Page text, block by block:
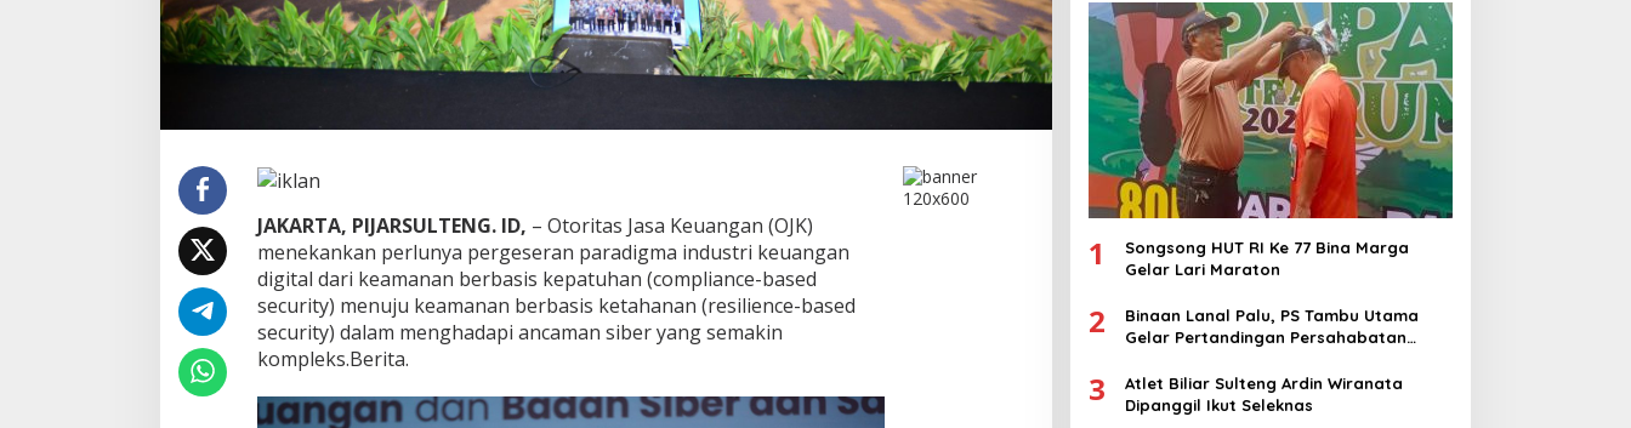
n
a
k
K
a
n
a
n
S
i
b
e
d
JAKARTA, PIJARSULTENG. ID, – Otoritas Jasa Keuangan (OJK)
menekankan perlunya pergeseran paradigma industri keuangan
digital dari keamanan berbasis kepatuhan (compliance-based
security) menuju keamanan berbasis ketahanan (resilience-based
security) dalam menghadapi ancaman siber yang semakin
kompleks.Berita.
1
Songsong HUT RI Ke 77 Bina Marga
Gelar Lari Maraton
2
Binaan Lanal Palu, PS Tambu Utama
Gelar Pertandingan Persahabatan
3
Atlet Biliar Sulteng Ardin Wiranata
Dipanggil Ikut Seleknas